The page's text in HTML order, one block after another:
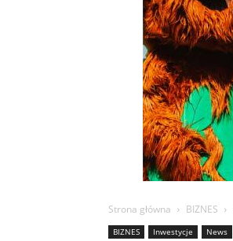
Strona główna BIZNES
BIZNES Inwestycje News